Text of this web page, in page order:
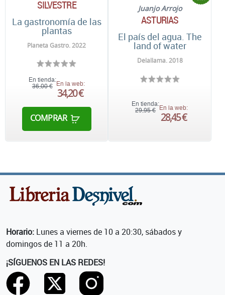
SILVESTRE
La gastronomía de las
plantas
Planeta Gastro. 2022
En tienda:
36,00 € En la web:
34,20 €
COMPRAR
Juanjo Arrojo
ASTURIAS
El país del agua. The
land of water
Delallama. 2018
En tienda:
29,95 € En la web:
28,45 €
Horario: Lunes a viernes de 10 a 20:30, sábados y
domingos de 11 a 20h.
¡SÍGUENOS EN LAS REDES!